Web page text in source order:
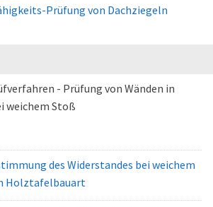
Prüfung von Dachziegeln
- Prüfung von Wänden in
weichem Stoß
des Widerstandes bei weichem
Holztafelbauart